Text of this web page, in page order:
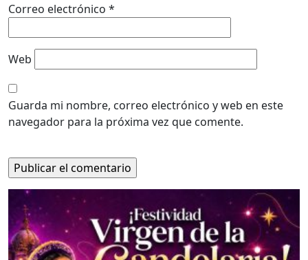
Correo electrónico *
Web
Guarda mi nombre, correo electrónico y web en este
navegador para la próxima vez que comente.